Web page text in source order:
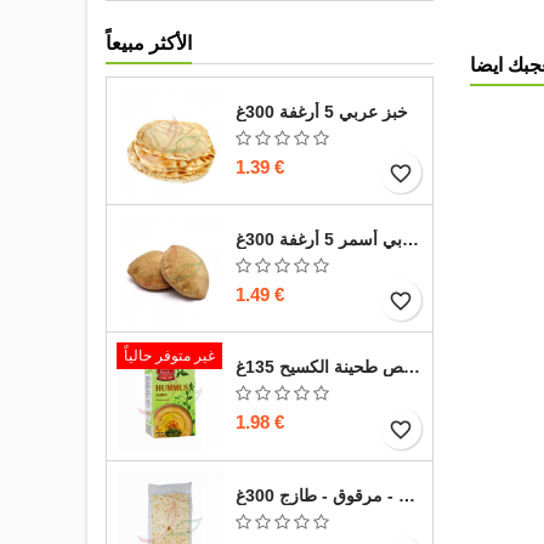
الأكثر مبيعاً
خبز عربي 5 أرغفة 300غ
1.39 € favorite_border
خبز عربي أسمر 5 أرغفة 300غ
1.49 € favorite_border
غير متوفر حالياً
حمص طحينة الكسيح 135غ
1.98 € favorite_border
خبز صاج - مرقوق - طازج 300غ
ايضا